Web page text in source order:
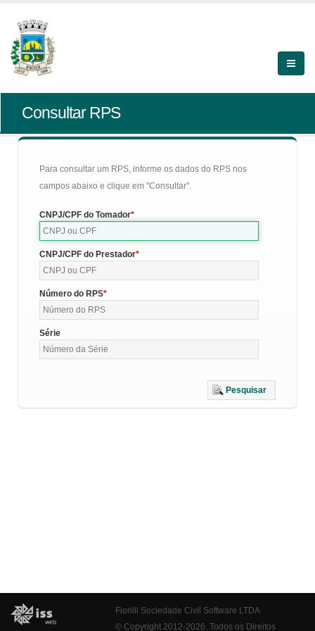
Consultar RPS
Para consultar um RPS, informe os dados do RPS nos
campos abaixo e clique em "Consultar".
CNPJ/CPF do Tomador
CNPJ/CPF do Prestador
Número do RPS
Série
Pesquisar
Fiorilli Sociedade Civil Software LTDA
© Copyright 2012-2026. Todos os Direitos